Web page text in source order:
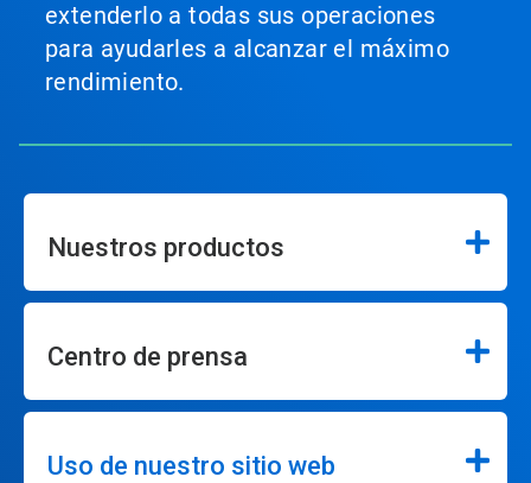
extenderlo a todas sus operaciones
para ayudarles a alcanzar el máximo
rendimiento.
Nuestros productos
Centro de prensa
Uso de nuestro sitio web